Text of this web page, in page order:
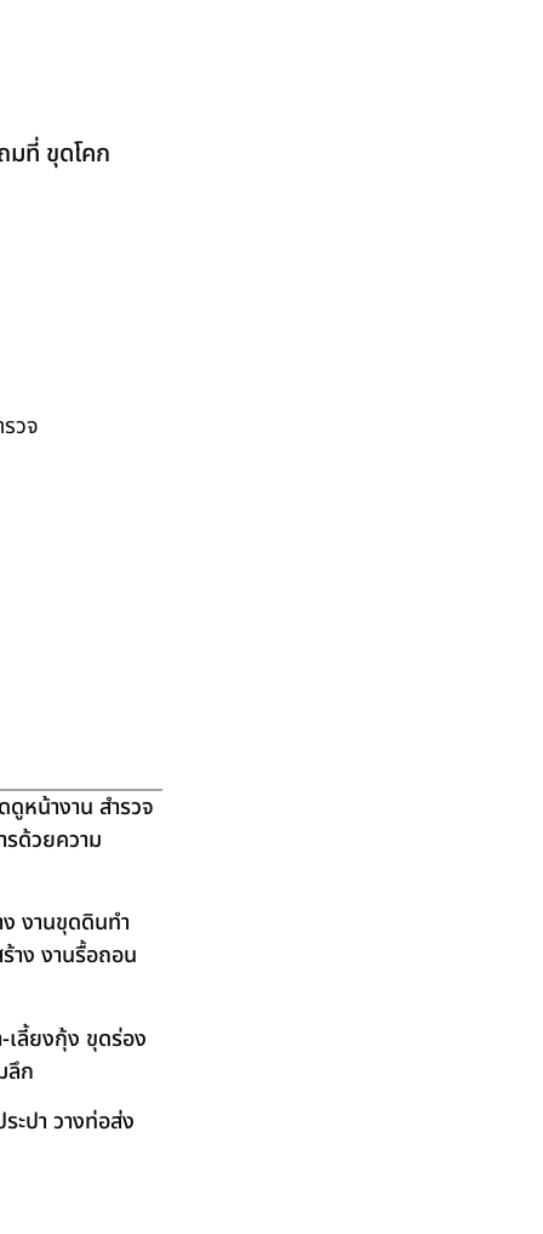
มที่ ขุดโคก
วจ
ดูหน้างาน สำรวจ
รด้วยความ
งานขุดดินทำ
าง งานรื้อถอน
เลี้ยงกุ้ง ขุดร่อง
ลึก
ะปา วางท่อส่ง